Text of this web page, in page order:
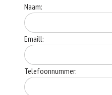
Naam:
Emaill:
Telefoonnummer: